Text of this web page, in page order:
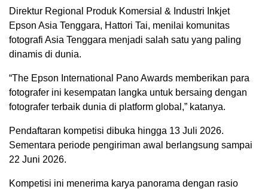
Direktur Regional Produk Komersial & Industri Inkjet
Epson Asia Tenggara, Hattori Tai, menilai komunitas
fotografi Asia Tenggara menjadi salah satu yang paling
dinamis di dunia.
“The Epson International Pano Awards memberikan para
fotografer ini kesempatan langka untuk bersaing dengan
fotografer terbaik dunia di platform global,” katanya.
Pendaftaran kompetisi dibuka hingga 13 Juli 2026.
Sementara periode pengiriman awal berlangsung sampai
22 Juni 2026.
Kompetisi ini menerima karya panorama dengan rasio